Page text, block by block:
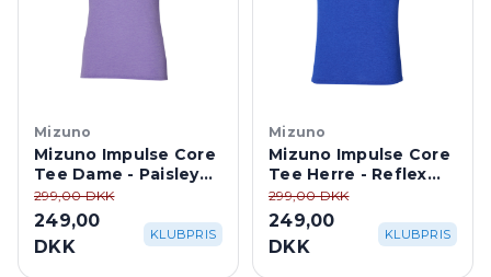
Mizuno
Mizuno Impulse Core
Tee Dame - Paisley
Purple
299,00 DKK
249,00
DKK
KLUBPRIS
Mizuno
Mizuno Impulse Core
Tee Herre - Reflex
Blue
299,00 DKK
249,00
DKK
KLUBPRIS